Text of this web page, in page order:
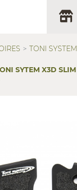
TONI SYSTEM
SYTEM X3D